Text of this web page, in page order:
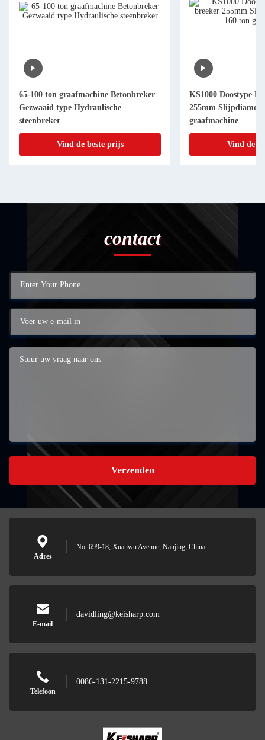
65-100 ton graafmachine Betonbreker
Gezwaaid type Hydraulische
steenbreker
Vind de beste prijs
KS1000 Doostype
255mm
graafmachine
Vind de
contact
Verzenden
Adres
No. 699-18, Xuanwu Avenue, Nanjing, China
E-mail
davidling@keisharp.com
Telefoon
0086-131-2215-9788